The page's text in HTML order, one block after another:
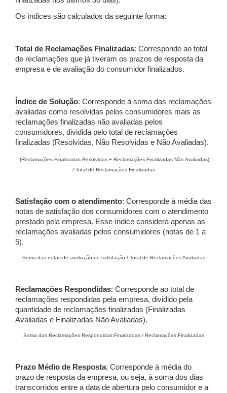
Os índices são calculados da seguinte forma:
Total de Reclamações Finalizadas: Corresponde ao total
de reclamações que já tiveram os prazos de resposta da
empresa e de avaliação do consumidor finalizados.
Índice de Solução: Corresponde à soma das reclamações
avaliadas como resolvidas pelos consumidores mais as
reclamações finalizadas não avaliadas pelos
consumidores, dividida pelo total de reclamações
finalizadas (Resolvidas, Não Resolvidas e Não Avaliadas).
(Reclamações Finalizadas Resolvidas + Reclamações Finalizadas Não Avaliadas)
/ Total de Reclamações Finalizadas
Satisfação com o atendimento: Corresponde à média das
notas de satisfação dos consumidores com o atendimento
prestado pela empresa. Esse índice considera apenas as
reclamações avaliadas pelos consumidores (notas de 1 a
5).
Soma das notas de avaliação de satisfação / Total de Reclamações Avaliadas
Reclamações Respondidas: Corresponde ao total de
reclamações respondidas pela empresa, dividido pela
quantidade de reclamações finalizadas (Finalizadas
Avaliadas e Finalizadas Não Avaliadas).
Soma das Reclamações Respondidas Finalizadas / Reclamações Finalizadas
Prazo Médio de Resposta: Corresponde à média do
prazo de resposta da empresa, ou seja, à soma dos dias
transcorridos entre a data de abertura pelo consumidor e a